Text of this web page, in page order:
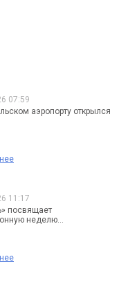
07:59
аэропорту открылся
11:17
посвящает
неделю...